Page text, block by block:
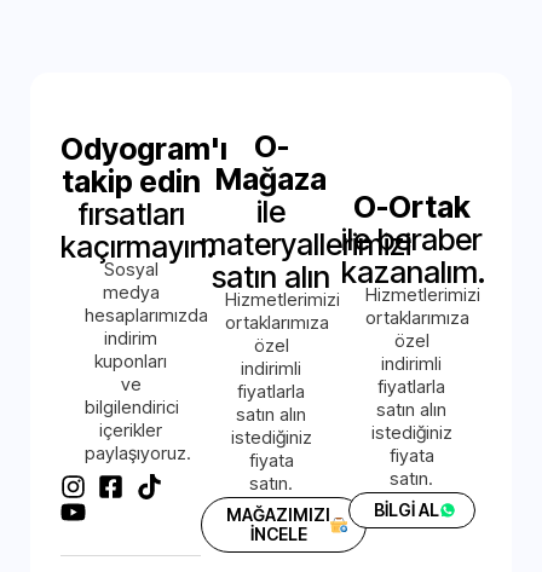
Odyogram'ı
takip edin
fırsatları
kaçırmayın.
Sosyal
medya
hesaplarımızda
indirim
kuponları
ve
bilgilendirici
içerikler
paylaşıyoruz.
O-
Mağaza
ile
materyallerimizi
satın alın
Hizmetlerimizi
ortaklarımıza
özel
indirimli
fiyatlarla
satın alın
istediğiniz
fiyata
satın.
MAĞAZIMIZI
İNCELE
O-Ortak
ile beraber
kazanalım.
Hizmetlerimizi
ortaklarımıza
özel
indirimli
fiyatlarla
satın alın
istediğiniz
fiyata
satın.
BİLGİ AL